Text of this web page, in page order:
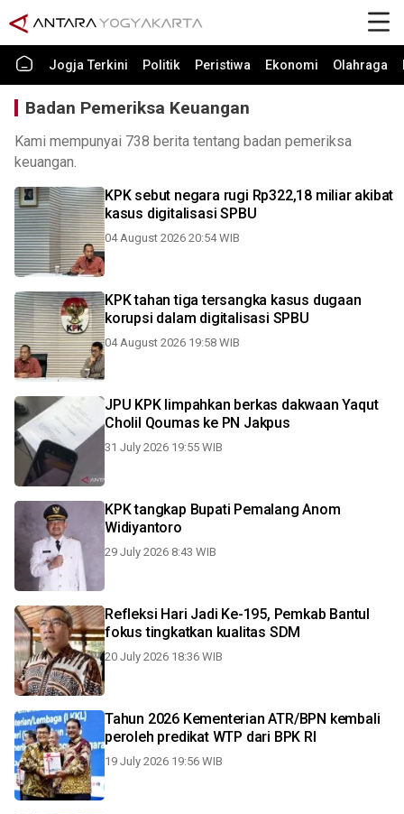
Jogja Terkini Politik Peristiwa Ekonomi Olahraga
Badan Pemeriksa Keuangan
Kami mempunyai 738 berita tentang badan pemeriksa
keuangan.
KPK sebut negara rugi Rp322,18 miliar akibat
kasus digitalisasi SPBU
04 August 2026 20:54 WIB
KPK tahan tiga tersangka kasus dugaan
korupsi dalam digitalisasi SPBU
04 August 2026 19:58 WIB
JPU KPK limpahkan berkas dakwaan Yaqut
Cholil Qoumas ke PN Jakpus
31 July 2026 19:55 WIB
KPK tangkap Bupati Pemalang Anom
Widiyantoro
29 July 2026 8:43 WIB
Refleksi Hari Jadi Ke-195, Pemkab Bantul
fokus tingkatkan kualitas SDM
20 July 2026 18:36 WIB
Tahun 2026 Kementerian ATR/BPN kembali
peroleh predikat WTP dari BPK RI
19 July 2026 19:56 WIB